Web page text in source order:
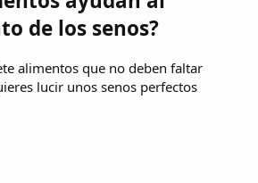
de los senos?
alimentos que no deben faltar
lucir unos senos perfectos